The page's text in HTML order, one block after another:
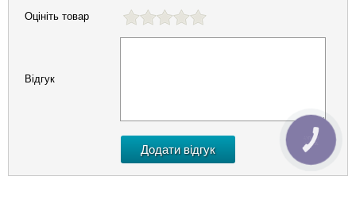
Оцініть товар
Відгук
КНОПКА
ЗВ'ЯЗКУ